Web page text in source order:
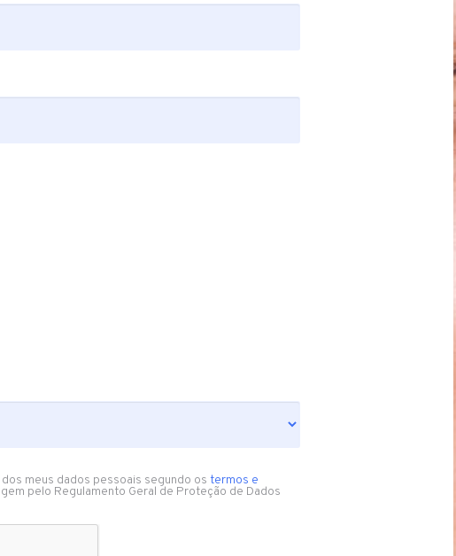
meus dados pessoais segundo os termos e
pelo Regulamento Geral de Proteção de Dados